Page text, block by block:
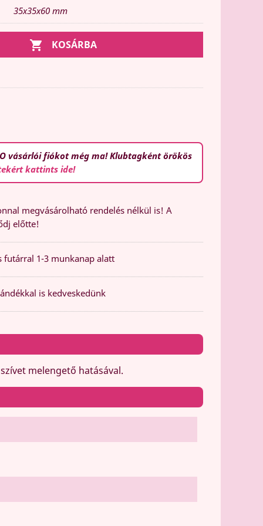
35x35x60 mm
 KOSÁRBA
vásárlói fiókot még ma! Klubtagként örökös
kattints ide!
megvásárolható rendelés nélkül is! A
előtte!
futárral 1-3 munkanap alatt
is kedveskedünk
melengető hatásával.